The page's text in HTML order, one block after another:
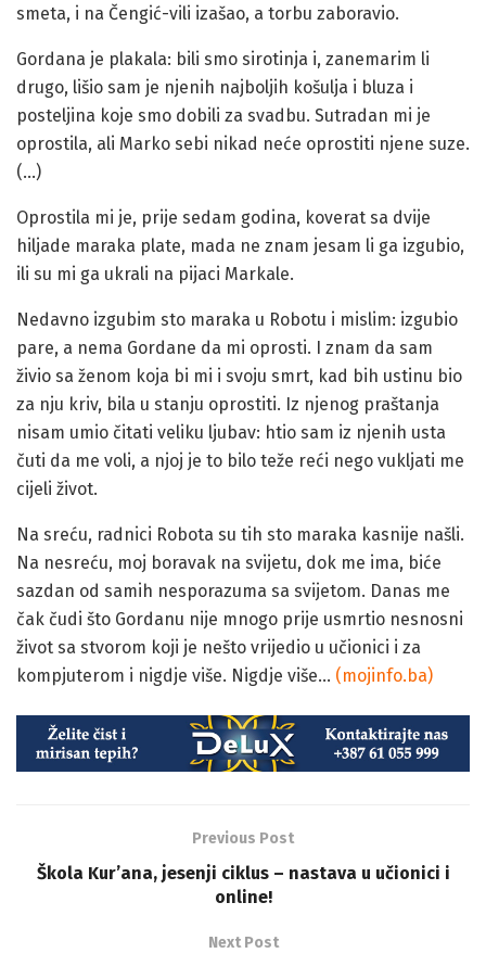
smeta, i na Čengić-vili izašao, a torbu zaboravio.
Gordana je plakala: bili smo sirotinja i, zanemarim li
drugo, lišio sam je njenih najboljih košulja i bluza i
posteljina koje smo dobili za svadbu. Sutradan mi je
oprostila, ali Marko sebi nikad neće oprostiti njene suze.
(…)
Oprostila mi je, prije sedam godina, koverat sa dvije
hiljade maraka plate, mada ne znam jesam li ga izgubio,
ili su mi ga ukrali na pijaci Markale.
Nedavno izgubim sto maraka u Robotu i mislim: izgubio
pare, a nema Gordane da mi oprosti. I znam da sam
živio sa ženom koja bi mi i svoju smrt, kad bih ustinu bio
za nju kriv, bila u stanju oprostiti. Iz njenog praštanja
nisam umio čitati veliku ljubav: htio sam iz njenih usta
čuti da me voli, a njoj je to bilo teže reći nego vukljati me
cijeli život.
Na sreću, radnici Robota su tih sto maraka kasnije našli.
Na nesreću, moj boravak na svijetu, dok me ima, biće
sazdan od samih nesporazuma sa svijetom. Danas me
čak čudi što Gordanu nije mnogo prije usmrtio nesnosni
život sa stvorom koji je nešto vrijedio u učionici i za
kompjuterom i nigdje više. Nigdje više… (mojinfo.ba)
Previous Post
Škola Kur’ana, jesenji ciklus – nastava u učionici i
online!
Next Post